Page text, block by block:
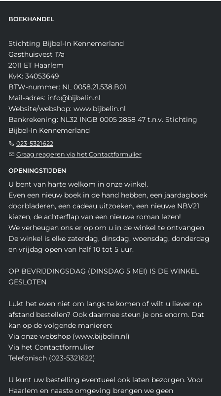
BOEKHANDEL
Stichting Bijbel-In Kennemerland
Gasthuisvest 17a
2011 ET Haarlem
KvK: 34053649
BTW-nummer: NL 0058.21.538.B01
Mail-adres: info@bijbelin.nl
Website/webshop: www.bijbelin.nl
Bankrekening: NL32 INGB 0005 2858 47 t.n.v. Stichting
Bijbel-In Kennemerland
023-5321622
Graag reageren via het Contactformulier
OPENINGSTIJDEN
U bent van harte welkom in onze winkel.
Even een nieuw boek in de hand hebben, een jaardagboek
doorbladeren, een cadeau uitzoeken, een nieuwe NBV21
kiezen, de achterflap van een nieuwe roman lezen!
We verheugen ons er op om u in de winkel te ontvangen
De winkel is elke zaterdag, dinsdag, woensdag, donderdag
en vrijdag open van half 10 tot 5 uur.
OP BEVRIJDINGSDAG (DINSDAG 5 MEI) IS DE WINKEL
GESLOTEN
Lukt het even niet om langs te komen of wilt u liever op
afstand bestellen? Ook daarmee steun je ons enorm. Dat
kan op de volgende manieren:
Via onze webshop (www.bijbelin.nl)
Via het Contactformulier
Telefonisch (023-5321622)
U kunt uw bestelling eventueel ook laten bezorgen. Voor
Haarlem en naaste omgeving brengen we geen